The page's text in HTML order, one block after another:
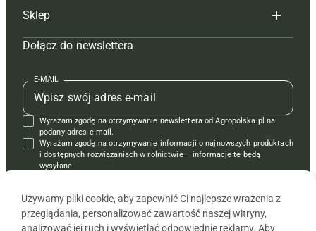
Tagi
Mapa serwisu
Kontakt
Regulamin
Polityka prywatności
Hoduj z głową świnie
Prenumerata
Redakcja
Kontakt
Reklama
Redakcja
Prenumerata
Reklama
Kontakt
Krzyżówki
Sklep
Czasopisma i prenumerata
Książki
Regulamin
Dołącz do newslettera
E-MAIL
Wyrażam zgodę na otrzymywanie newslettera od Agropolska.pl na
podany adres e-mail.
Wyrażam zgodę na otrzymywanie informacji o najnowszych produktach
i dostępnych rozwiązaniach w rolnictwie – informacje te będą
wysyłane
Używamy pliki cookie, aby zapewnić Ci najlepsze wrażenia z
przeglądania, personalizować zawartość naszej witryny,
analizować jej ruch i wyświetlać odpowiednie reklamy. Aby